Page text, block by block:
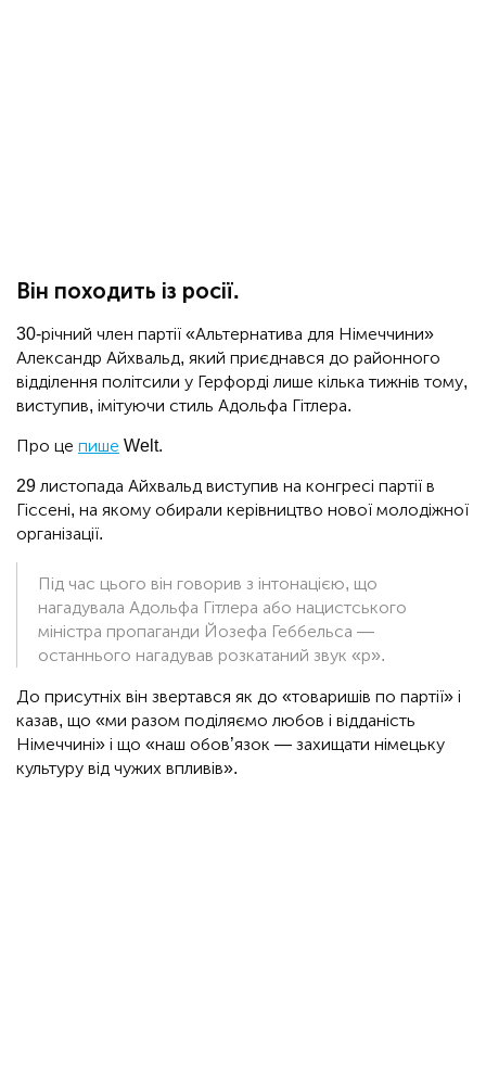
Він походить із росії.
30-річний член партії «Альтернатива для Німеччини»
Александр Айхвальд, який приєднався до районного
відділення політсили у Герфорді лише кілька тижнів тому,
виступив, імітуючи стиль Адольфа Гітлера.
Про це пише Welt.
29 листопада Айхвальд виступив на конгресі партії в
Гіссені, на якому обирали керівництво нової молодіжної
організації.
Під час цього він говорив з інтонацією, що
нагадувала Адольфа Гітлера або нацистського
міністра пропаганди Йозефа Геббельса —
останнього нагадував розкатаний звук «р».
До присутніх він звертався як до «товаришів по партії» і
казав, що «ми разом поділяємо любов і відданість
Німеччині» і що «наш обов’язок — захищати німецьку
культуру від чужих впливів».